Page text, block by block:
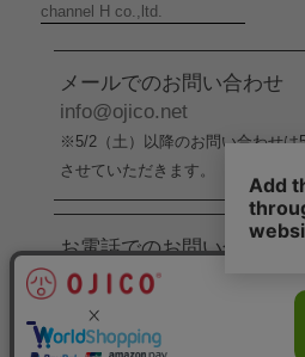
channel H co.,ltd.
メールでのお問い合わせ
info@ojico.net
※5/2（土）以降のお問い合わせは
させていただきます。
お電話でのお問い合わせ
076-246-5050
※5/2（土）から5/6（水）までの
わせ受付をお休みさせていただき